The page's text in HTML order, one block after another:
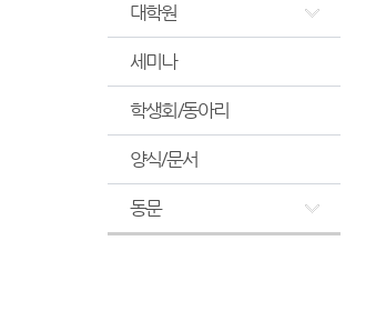
대학원
세미나
학생회/동아리
양식/문서
동문